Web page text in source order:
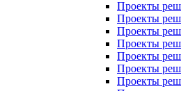
Проекты
Проекты
Проекты
Проекты
Проекты
Проекты
Проекты